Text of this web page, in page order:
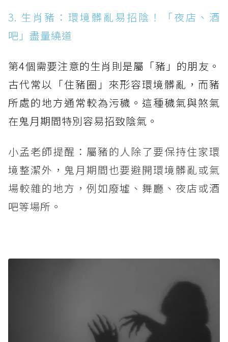
3. 生肖豬：環境髒亂易招陰！「夜店、酒
吧」盡量繞道
第4個需要注意的生肖則是屬「豬」的朋友。
古代常以「住豬圈」來形容環境髒亂，而豬
所處的地方通常較為污穢。這種穢氣與煞氣
在鬼月期間特別容易招致陰氣。
小孟老師提醒：屬豬的人除了要保持住家環
境整潔外，鬼月期間也要避開環境髒亂或氣
場較雜的地方，例如廢墟、舞廳、夜店或酒
吧等場所。